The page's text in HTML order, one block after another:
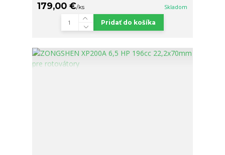
179,00 €/ks Skladom
Pridať do košíka